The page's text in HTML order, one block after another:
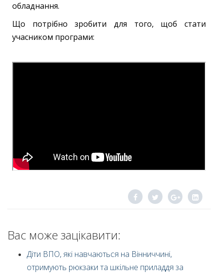
обладнання.
Що потрібно зробити для того, щоб стати
учасником програми:
Вас може зацікавити:
Діти ВПО, які навчаються на Вінниччині,
отримують рюкзаки та шкільне приладдя за